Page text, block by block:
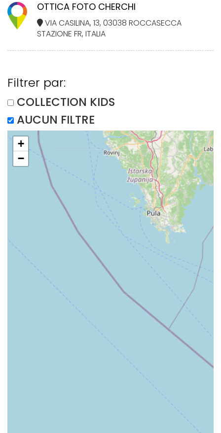
OTTICA FOTO CHERCHI
VIA CASILINA, 13, 03038 ROCCASECCA
STAZIONE FR, ITALIA
Filtrer par:
COLLECTION KIDS
AUCUN FILTRE
+
−